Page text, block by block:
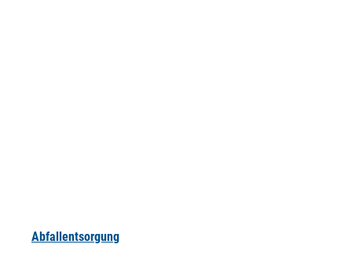
Abfallentsorgung